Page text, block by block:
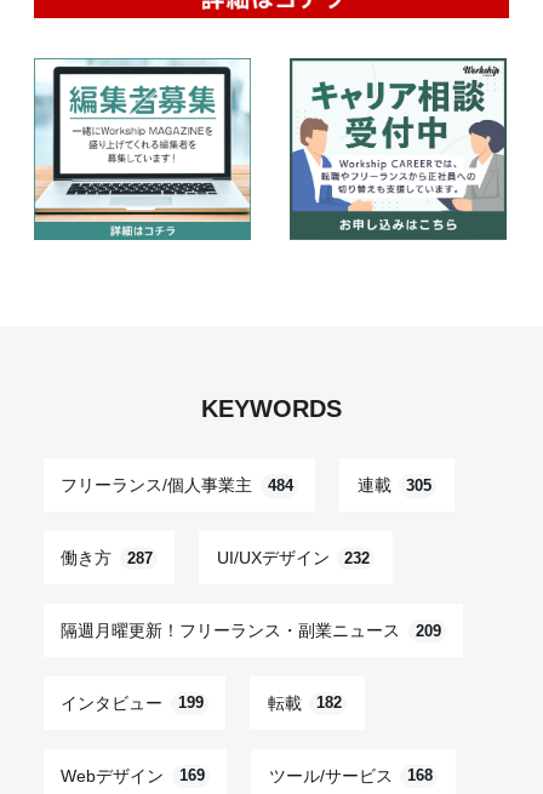
KEYWORDS
フリーランス/個人事業主 484 連載 305
働き方 287 UI/UXデザイン 232
隔週月曜更新！フリーランス・副業ニュース 209
インタビュー 199 転載 182
Webデザイン 169 ツール/サービス 168